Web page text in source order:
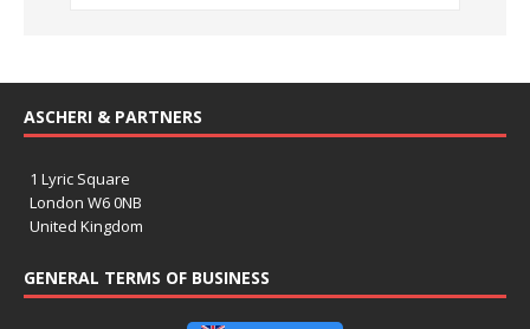
ASCHERI & PARTNERS
1 Lyric Square
London W6 0NB
United Kingdom
GENERAL TERMS OF BUSINESS